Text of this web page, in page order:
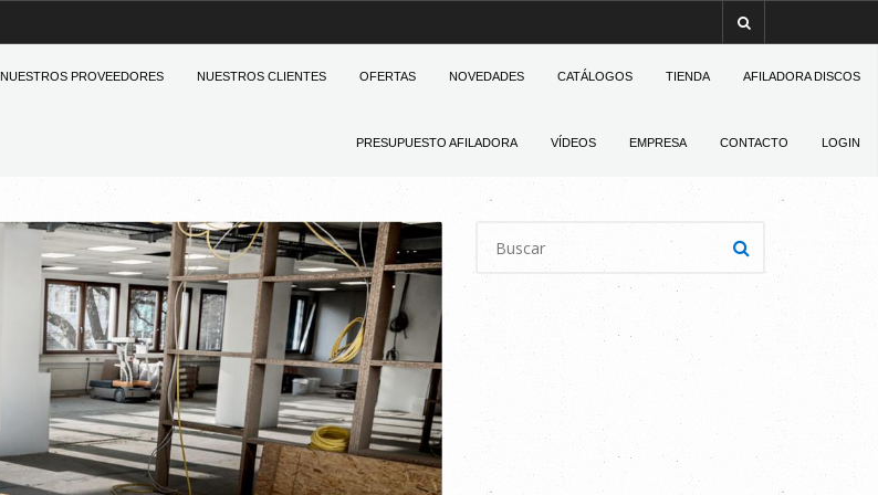
NUESTROS PROVEEDORES NUESTROS CLIENTES OFERTAS NOVEDADES CATÁLOGOS TIENDA AFILADORA DISCOS
PRESUPUESTO AFILADORA VÍDEOS EMPRESA CONTACTO LOGIN